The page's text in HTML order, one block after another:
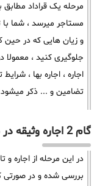
مرحله یک قراداد
مستاجر میرسد ، شما با
و زیان هایی که در حین
جلوگیری کنید ، معمولا
اجاره ، اجاره بها ،
تضامین و ... ذکر
گام 2 اجاره وثیقه در مراوه (بررسی پرونده)
در این مرحله از اجاره و
بررسی شده و در صورتی